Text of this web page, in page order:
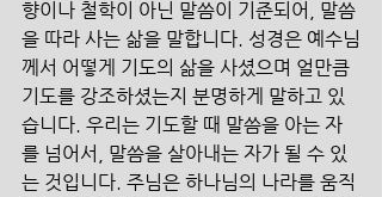
향이나 철학이 아닌 말씀이 기준되어, 말씀
을 따라 사는 삶을 말합니다. 성경은 예수님
께서 어떻게 기도의 삶을 사셨으며 얼만큼
기도를 강조하셨는지 분명하게 말하고 있
습니다. 우리는 기도할 때 말씀을 아는 자
를 넘어서, 말씀을 살아내는 자가 될 수 있
는 것입니다. 주님은 하나님의 나라를 움직